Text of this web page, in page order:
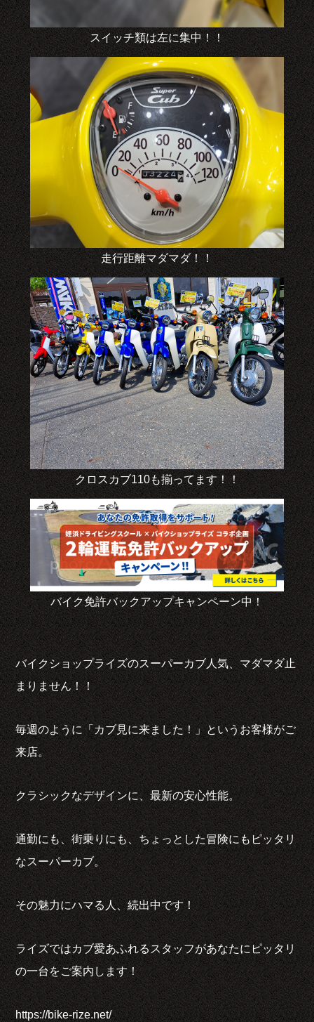
スイッチ類は左に集中！！
走行距離マダマダ！！
クロスカブ110も揃ってます！！
バイク免許バックアップキャンペーン中！
バイクショップライズのスーパーカブ人気、マダマダ止
まりません！！
毎週のように「カブ見に来ました！」というお客様がご
来店。
クラシックなデザインに、最新の安心性能。
通勤にも、街乗りにも、ちょっとした冒険にもピッタリ
なスーパーカブ。
その魅力にハマる人、続出中です！
ライズではカブ愛あふれるスタッフがあなたにピッタリ
の一台をご案内します！
https://bike-rize.net/